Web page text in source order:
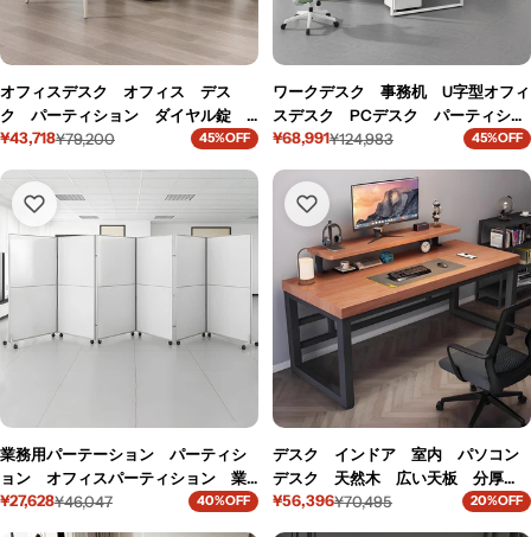
オフィスデスク オフィス デス
ク パーティション ダイヤル錠
安全 広々とした天板 シンプル
セ
価
格
¥43,718
通
格
¥79,200 45%OFF
ワークデスク 事務机 U字型オフィ
スデスク PCデスク パーティショ
ン エコ板材 スチールフレーム
ト MG-BGZ-LLS16
セ
価
¥68,991
通
格
¥124,983 45%OFF
業務用パーテーション パーティシ
ョン オフィスパーティション 業
務用 アルミ合金 緩衝蝶番 焼付
セ
¥27,628
通
¥46,047 40%OFF
デスク インドア 室内 パソコン
デスク 天然木 広い天板 分厚
い モニター置き棚 炭素鋼フレー
セ
¥56,396
通
¥70,495 20%OFF